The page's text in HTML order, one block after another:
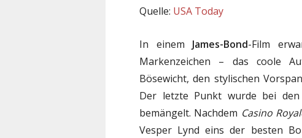
Quelle: USA Today
In einem James-Bond-Film
Markenzeichen – das coole
Bösewicht, den stylischen
Der letzte Punkt wurde bei den
bemängelt. Nachdem Casino
Vesper Lynd eins der besten